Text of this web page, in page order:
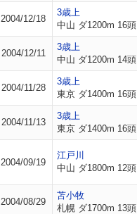
2004/12/18
3歳上
中山 ダ1200m 16頭
2004/12/11
3歳上
中山 ダ1200m 14頭
2004/11/28
3歳上
東京 ダ1400m 16頭
2004/11/13
3歳上
東京 ダ1400m 16頭
2004/09/19
江戸川
中山 ダ1800m 12頭
2004/08/29
苫小牧
札幌 ダ1700m 13頭